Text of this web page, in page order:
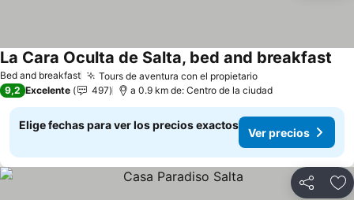
Bed and breakfast Tours de aventura con el propietarioVer precios
La Cara Oculta de Salta, bed and breakfast
9,2 Excelente 497 a 0.9 km de: Centro de la ciudad
Elige fechas para ver los precios exactos
Ver precios
Compartir